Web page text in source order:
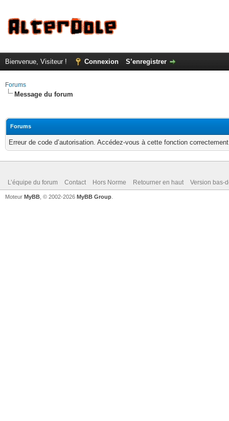
Bienvenue, Visiteur ! Connexion S’enregistrer
Forums
Message du forum
Forums
Erreur de code d’autorisation. Accédez-vous à cette fonction
L’équipe du forum Contact Hors Norme Retourner en haut Version bas-
Moteur MyBB , © 2002-2026 MyBB Group